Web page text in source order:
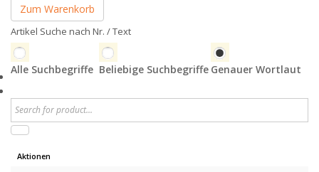
Zum Warenkorb
Artikel Suche nach Nr. / Text
Alle Suchbegriffe Beliebige Suchbegriffe Genauer Wortlaut
Aktionen